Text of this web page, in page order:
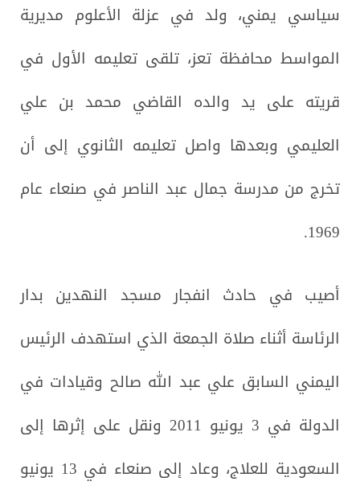
سياسي يمني، ولد في عزلة الأعلوم مديرية
المواسط محافظة تعز، تلقى تعليمه الأول في
قريته على يد والده القاضي محمد بن علي
العليمي وبعدها واصل تعليمه الثانوي إلى أن
تخرج من مدرسة جمال عبد الناصر في صنعاء عام
1969.
أصيب في حادث انفجار مسجد النهدين بدار
الرئاسة أثناء صلاة الجمعة الذي استهدف الرئيس
اليمني السابق علي عبد الله صالح وقيادات في
الدولة في 3 يونيو 2011 ونقل على إثرها إلى
السعودية للعلاج، وعاد إلى صنعاء في 13 يونيو